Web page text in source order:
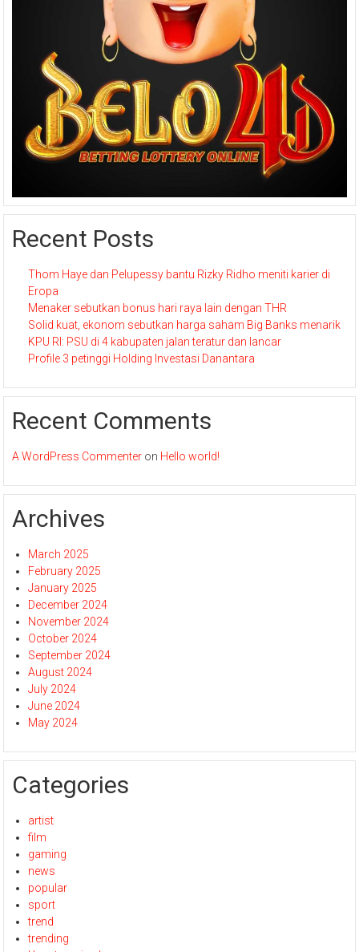
Recent Posts
Thom Haye dan Pelupessy bantu Rizky Ridho meniti karier di
Eropa
Menaker sebutkan bonus hari raya lain dengan THR
Solid kuat, ekonom sebutkan harga saham Big Banks menarik
KPU RI: PSU di 4 kabupaten jalan teratur dan lancar
Profile 3 petinggi Holding Investasi Danantara
Recent Comments
A WordPress Commenter on Hello world!
Archives
March 2025
February 2025
January 2025
December 2024
November 2024
October 2024
September 2024
August 2024
July 2024
June 2024
May 2024
Categories
artist
film
gaming
news
popular
sport
trend
trending